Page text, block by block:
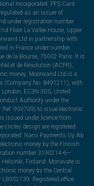
Incorporated. PFS Card
as an issuer of
under registration number
Floor La Vallee House, Upper
Ltd in partnership with
in France under number
de la Bourse, 75002 Paris. It is
et de Résolution (ACPR),
money. Moorwand Ltd is a
(Company No. 8491211), with
EC3N 3DS, United
Authority under the
900709) to issue electronic
issued under licence from
circles design are registered
Narvi Payments Oy Ab
money by the Finnish
number 3190214-6—
Finland. Monavate is
money by the Central
Registered office: